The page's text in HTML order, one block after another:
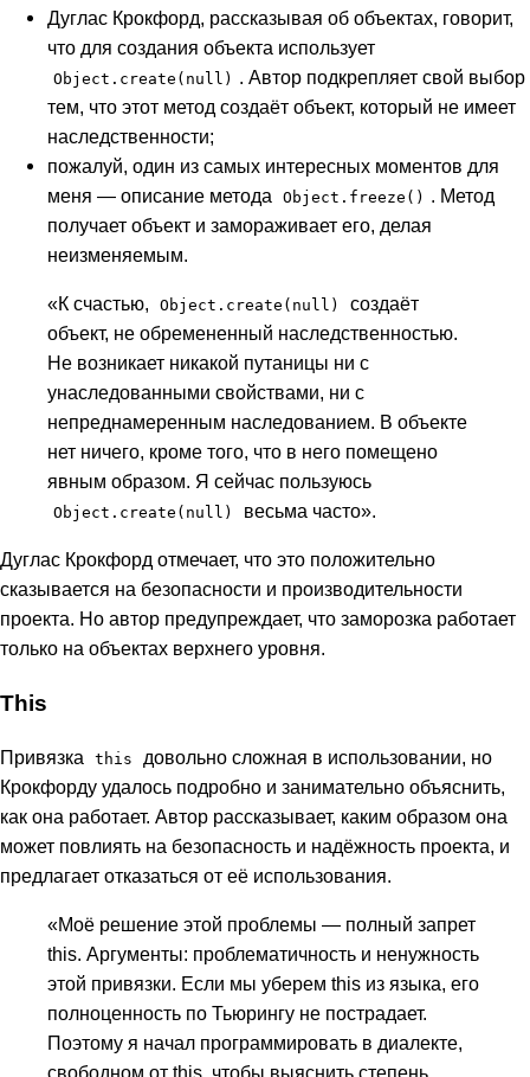
Дуглас Крокфорд, рассказывая об объектах, говорит,
что для создания объекта использует
Object.create(null)
. Автор подкрепляет свой выбор
тем, что этот метод создаёт объект, который не имеет
наследственности;
пожалуй, один из самых интересных моментов для
меня — описание метода
Object.freeze()
. Метод
получает объект и замораживает его, делая
неизменяемым.
«К счастью, Object.create(null)
создаёт
объект, не обремененный наследственностью.
Не возникает никакой путаницы ни с
унаследованными свойствами, ни с
непреднамеренным наследованием. В объекте
нет ничего, кроме того, что в него помещено
явным образом. Я сейчас пользуюсь
Object.create(null) весьма часто».
Дуглас Крокфорд отмечает, что это положительно
сказывается на безопасности и производительности
проекта. Но автор предупреждает, что заморозка работает
только на объектах верхнего уровня.
This
Привязка this
довольно сложная в использовании, но
Крокфорду удалось подробно и занимательно объяснить,
как она работает. Автор рассказывает, каким образом она
может повлиять на безопасность и надёжность проекта, и
предлагает отказаться от её использования.
«Моё решение этой проблемы — полный запрет
this. Аргументы: проблематичность и ненужность
этой привязки. Если мы уберем this из языка, его
полноценность по Тьюрингу не пострадает.
Поэтому я начал программировать в диалекте,